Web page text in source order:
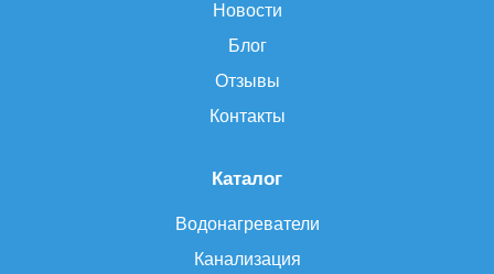
Каталог
Водонагреватели
Канализация
Новости
Блог
Отзывы
Контакты